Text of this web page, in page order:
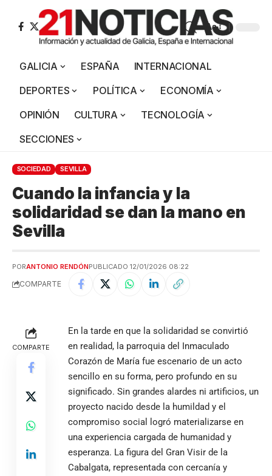
Aa
GALICIA ESPAÑA
INTERNACIONAL
DEPORTES
POLÍTICA
ECONOMÍA
OPINIÓN
CULTURA
TECNOLOGÍA
SECCIONES
SOCIEDAD SEVILLA
Cuando la infancia y la
solidaridad se dan la mano en
Sevilla
PORANTONIO RENDÓNPUBLICADO 12/01/2026 08:22
COMPARTE
COMPARTE
En la tarde en que la solidaridad se convirtió
en realidad, la parroquia del Inmaculado
Corazón de María fue escenario de un acto
sencillo en su forma, pero profundo en su
significado. Sin grandes alardes ni artificios, un
proyecto nacido desde la humildad y el
compromiso social logró materializarse en
una experiencia cargada de humanidad y
esperanza. La figura del Gran Visir de la
Cabalgata, representada con cercanía y